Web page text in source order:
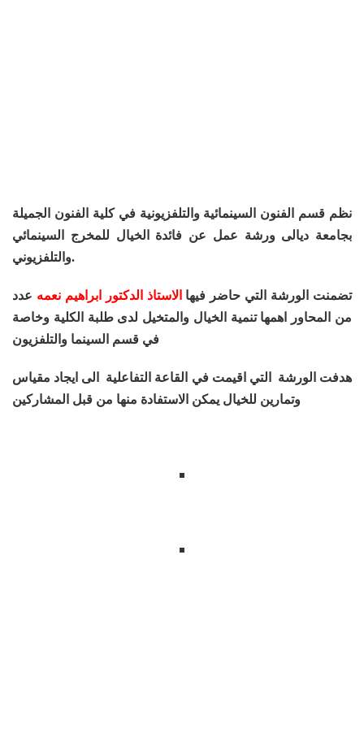
نظم قسم الفنون السينمائية والتلفزيونية في كلية الفنون الجميلة
بجامعة ديالى ورشة عمل عن فائدة الخيال للمخرج السينمائي
والتلفزيوني.
تضمنت الورشة التي حاضر فيها الاستاذ الدكتور ابراهيم نعمه عدد
من المحاور اهمها تنمية الخيال والمتخيل لدى طلبة الكلية وخاصة
هدفت الورشة التي اقيمت في القاعة التفاعلية الى ايجاد مقياس